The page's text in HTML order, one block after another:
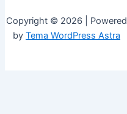
Copyright © 2026 | Powered
by Tema WordPress Astra